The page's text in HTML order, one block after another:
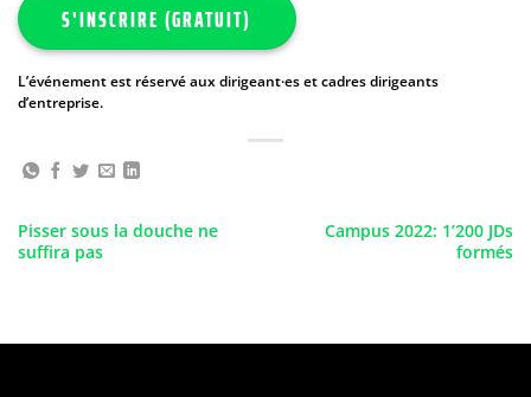
S'INSCRIRE (GRATUIT)
L’événement est réservé aux dirigeant·es et cadres dirigeants
d’entreprise.
Pisser sous la douche ne
suffira pas
Campus 2022: 1’200 JDs
formés